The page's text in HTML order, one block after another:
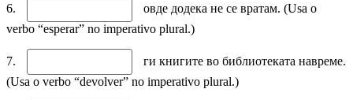
6.
овде додека не се вратам. (Usa o
verbo “esperar” no imperativo plural.)
7.
ги книгите во библиотеката навреме.
(Usa o verbo “devolver” no imperativo plural.)